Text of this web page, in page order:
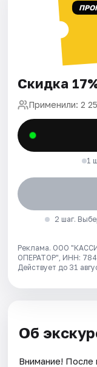
Скидка
Применили: 2
1
2 шаг.
Реклама. ООО
ОПЕРАТОР", ИНН:
Действует до 31
Об
Внимание! После